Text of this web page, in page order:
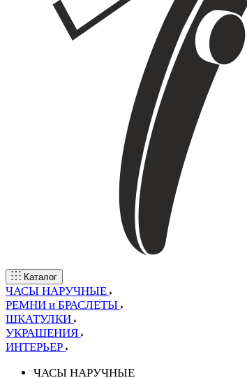
Каталог
ЧАСЫ НАРУЧНЫЕ
РЕМНИ и БРАСЛЕТЫ
ШКАТУЛКИ
УКРАШЕНИЯ
ИНТЕРЬЕР
ЧАСЫ НАРУЧНЫЕ